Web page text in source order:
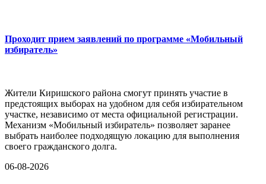
Проходит прием заявлений по программе «Мобильный
избиратель»
Жители Киришского района смогут принять участие в
предстоящих выборах на удобном для себя избирательном
участке, независимо от места официальной регистрации.
Механизм «Мобильный избиратель» позволяет заранее
выбрать наиболее подходящую локацию для выполнения
своего гражданского долга.
06-08-2026